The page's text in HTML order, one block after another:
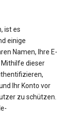
ist es
einige
Namen, Ihre E-
Mithilfe dieser
Ihr Konto vor
zu schützen.